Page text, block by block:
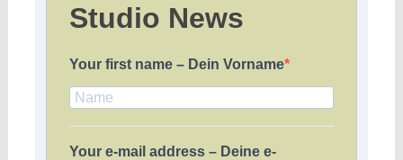
Studio News
Your first name – Dein Vorname
Your e-mail address – Deine e-